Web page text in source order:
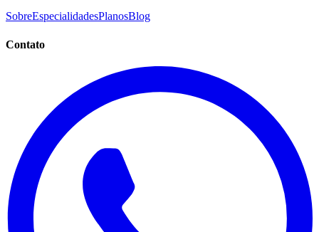
SobreEspecialidadesPlanosBlog
Contato